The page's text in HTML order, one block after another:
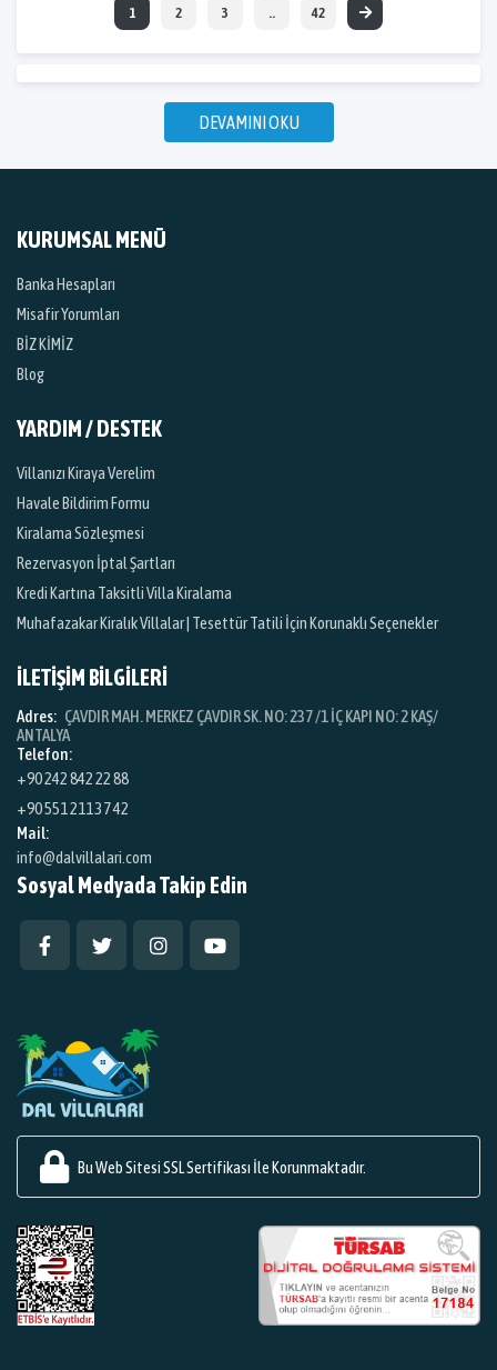
1 2 3 .. 42
DEVAMINI OKU
KURUMSAL MENÜ
Banka Hesapları
Misafir Yorumları
BİZ KİMİZ
Blog
YARDIM / DESTEK
Villanızı Kiraya Verelim
Havale Bildirim Formu
Kiralama Sözleşmesi
Rezervasyon İptal Şartları
Kredi Kartına Taksitli Villa Kiralama
Muhafazakar Kiralık Villalar | Tesettür Tatili İçin Korunaklı Seçenekler
İLETİŞİM BİLGİLERİ
Adres: ÇAVDIR MAH. MERKEZ ÇAVDIR SK. NO: 237 /1 İÇ KAPI NO: 2 KAŞ/
ANTALYA
Telefon:
+90 242 842 22 88
+90 551 211 37 42
Mail:
info@dalvillalari.com
Sosyal Medyada Takip Edin
Bu Web Sitesi SSL Sertifikası İle Korunmaktadır.